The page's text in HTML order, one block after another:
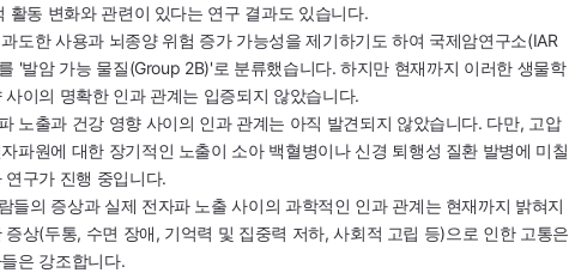
활동 변화와 관련이 있다는 연구 결과도 있습니다.
도한 사용과 뇌종양 위험 증가 가능성을 제기하기도 하여 국제암연구소(IAR
'발암 가능 물질(Group 2B)'로 분류했습니다. 하지만 현재까지 이러한 생물학
이의 명확한 인과 관계는 입증되지 않았습니다.
노출과 건강 영향 사이의 인과 관계는 아직 발견되지 않았습니다. 다만, 고압
파원에 대한 장기적인 노출이 소아 백혈병이나 신경 퇴행성 질환 발병에 미칠
구가 진행 중입니다.
들의 증상과 실제 전자파 노출 사이의 과학적인 인과 관계는 현재까지 밝혀지
상(두통, 수면 장애, 기억력 및 집중력 저하, 사회적 고립 등)으로 인한 고통은
은 강조합니다.